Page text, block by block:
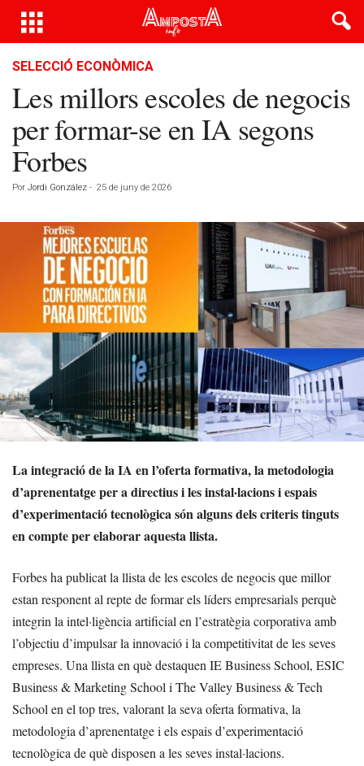
SELECCIÓ ECONÒMICA
Les millors escoles de negocis
per formar-se en IA segons
Forbes
Por Jordi González - 25 de juny de 2026
La integració de la IA en l’oferta formativa, la metodologia
d’aprenentatge per a directius i les instal·lacions i espais
d’experimentació tecnològica són alguns dels criteris tinguts
en compte per elaborar aquesta llista.
Forbes ha publicat la llista de les escoles de negocis que millor
estan responent al repte de formar els líders empresarials perquè
integrin la intel·ligència artificial en l’estratègia corporativa amb
l’objectiu d’impulsar la innovació i la competitivitat de les seves
empreses. Una llista en què destaquen IE Business School, ESIC
Business & Marketing School i The Valley Business & Tech
School en el top tres, valorant la seva oferta formativa, la
metodologia d’aprenentatge i els espais d’experimentació
tecnològica de què disposen a les seves instal·lacions.